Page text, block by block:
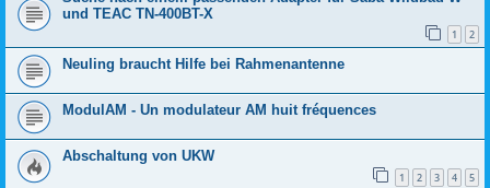
und TEAC TN-400BT-X
1 2
Neuling braucht Hilfe bei Rahmenantenne
ModulAM - Un modulateur AM huit fréquences
Abschaltung von UKW
1 2 3 4 5